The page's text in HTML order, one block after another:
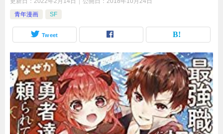
青年漫画
SF
Tweet